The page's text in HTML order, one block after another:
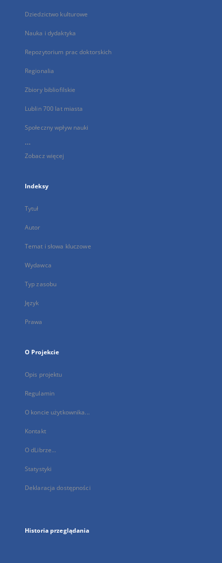
Dziedzictwo kulturowe
Nauka i dydaktyka
Repozytorium prac doktorskich
Regionalia
Zbiory bibliofilskie
Lublin 700 lat miasta
Społeczny wpływ nauki
...
Zobacz więcej
Indeksy
Tytuł
Autor
Temat i słowa kluczowe
Wydawca
Typ zasobu
Język
Prawa
O Projekcie
Opis projektu
Regulamin
O koncie użytkownika...
Kontakt
O dLibrze...
Statystyki
Deklaracja dostępności
Historia przeglądania